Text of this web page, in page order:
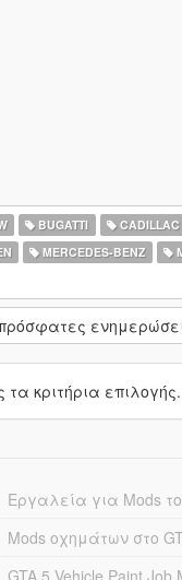
BUGATTI CADILLAC
MERCEDES-BENZ
κριτήρια επιλογής.
Εργαλεία για Mods
Mods οχημάτων στο
GTA 5 Vehicle Paint Job